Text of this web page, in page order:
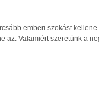
emberi szokást
az. Valamiért szeretünk a